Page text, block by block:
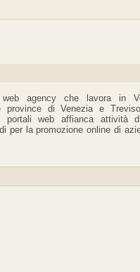
agency che lavora in
province di Venezia e
web affianca attività
per la promozione online di